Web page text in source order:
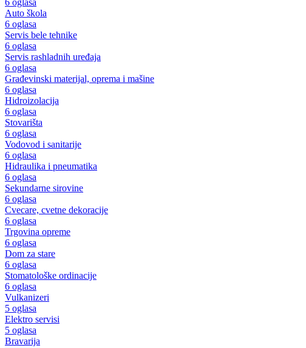
6 oglasa
Auto škola
6 oglasa
Servis bele tehnike
6 oglasa
Servis rashladnih uređaja
6 oglasa
Građevinski materijal, oprema i mašine
6 oglasa
Hidroizolacija
6 oglasa
Stovarišta
6 oglasa
Vodovod i sanitarije
6 oglasa
Hidraulika i pneumatika
6 oglasa
Sekundarne sirovine
6 oglasa
Cvecare, cvetne dekoracije
6 oglasa
Trgovina opreme
6 oglasa
Dom za stare
6 oglasa
Stomatološke ordinacije
6 oglasa
Vulkanizeri
5 oglasa
Elektro servisi
5 oglasa
Bravarija